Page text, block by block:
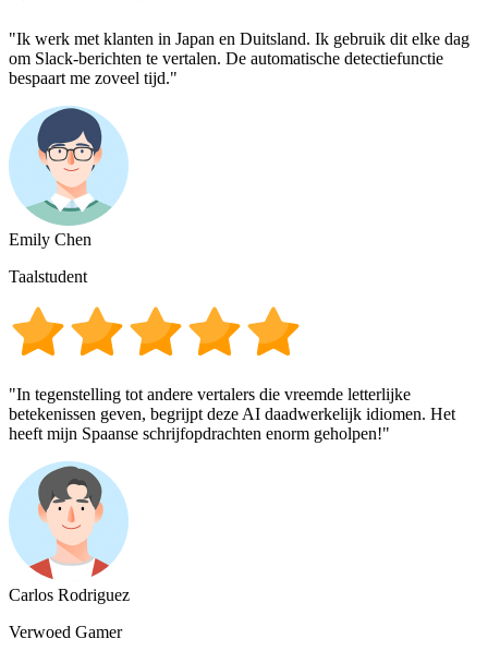
"Ik werk met klanten in Japan en Duitsland. Ik gebruik dit elke dag
om Slack-berichten te vertalen. De automatische detectiefunctie
bespaart me zoveel tijd."
Emily Chen
Taalstudent
"In tegenstelling tot andere vertalers die vreemde letterlijke
betekenissen geven, begrijpt deze AI daadwerkelijk idiomen. Het
heeft mijn Spaanse schrijfopdrachten enorm geholpen!"
Carlos Rodriguez
Verwoed Gamer